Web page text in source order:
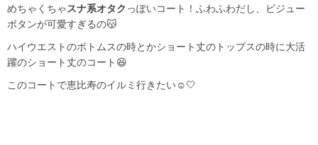
めちゃくちゃスナ系オタク っぽいコート！ふわふわだし、ビジュー
ボタンが可愛すぎるの😽
ハイウエストのボトムスの時とかショート丈のトップスの時に大活
躍のショート丈のコート😆
このコートで恵比寿のイルミ行きたい☺️🤍